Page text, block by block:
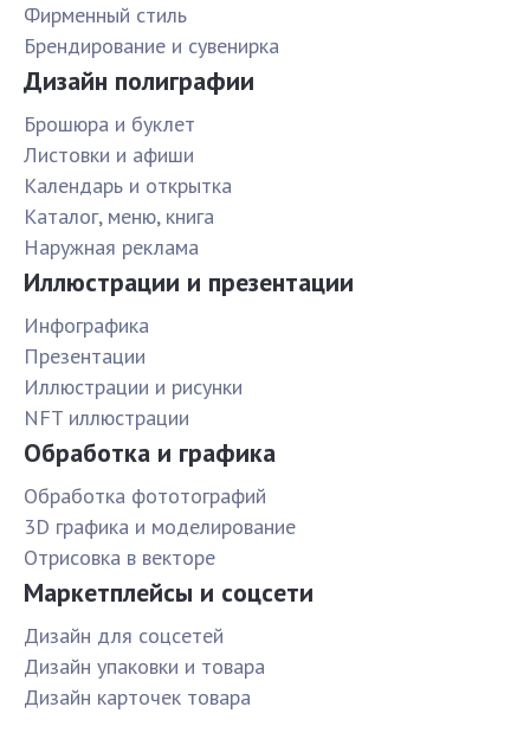
Фирменный стиль
Брендирование и сувенирка
Дизайн полиграфии
Брошюра и буклет
Листовки и афиши
Календарь и открытка
Каталог, меню, книга
Наружная реклама
Иллюстрации и презентации
Инфографика
Презентации
Иллюстрации и рисунки
NFT иллюстрации
Обработка и графика
Обработка фототографий
3D графика и моделирование
Отрисовка в векторе
Маркетплейсы и соцсети
Дизайн для соцсетей
Дизайн упаковки и товара
Дизайн карточек товара